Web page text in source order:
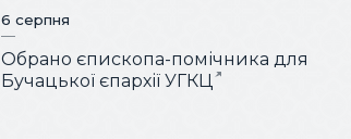
6 серпня
Обрано єпископа-помічника для
Бучацької єпархії УГКЦ